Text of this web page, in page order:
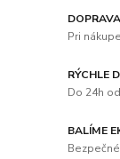
Pri
RÝCHLE
Do 24h
BALÍME